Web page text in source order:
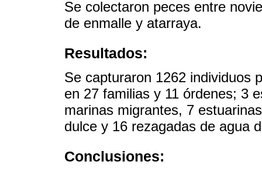
Se colectaron peces entre
de enmalle y atarraya.
Resultados:
Se capturaron 1262 individuos
en 27 familias y 11 órdenes; 3
marinas migrantes, 7
dulce y 16 rezagadas de agua
Conclusiones: